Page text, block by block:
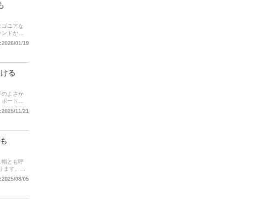
ニアな
ドから
。この記
紹介。選
表、通
01/19
る
のよさか
ードシ
すので、
11/21
帽とも呼
す。そ
いたい商
ので、売
08/05